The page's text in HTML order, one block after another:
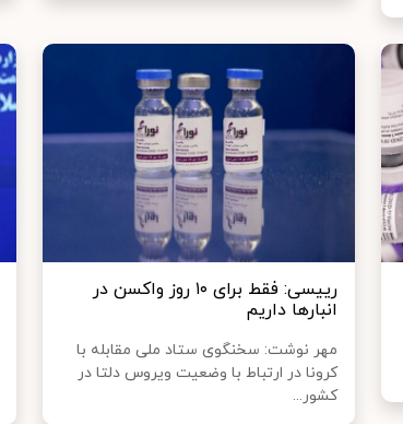
رییسی: فقط برای ۱۰ روز واکسن در
انبارها داریم
مهر نوشت: سخنگوی ستاد ملی مقابله با
کرونا در ارتباط با وضعیت ویروس دلتا در
کشور...